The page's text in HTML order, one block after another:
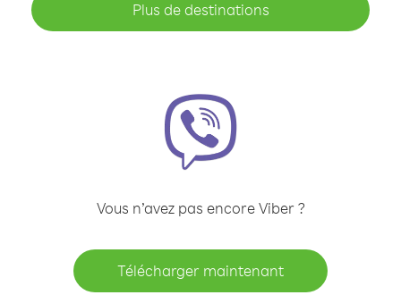
Plus de destinations
Vous n’avez pas encore Viber ?
Télécharger maintenant